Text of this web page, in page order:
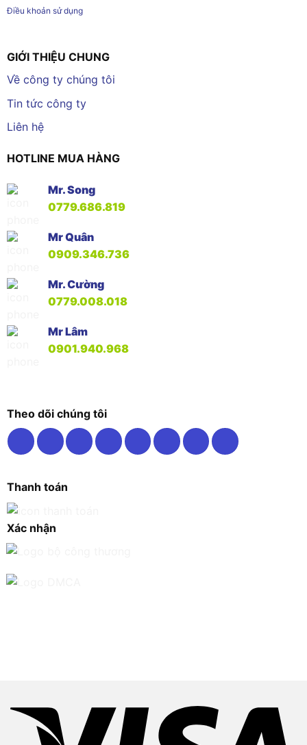
Điều khoản sử dụng
GIỚI THIỆU CHUNG
Về công ty chúng tôi
Tin tức công ty
Liên hệ
HOTLINE MUA HÀNG
Mr. Song
0779.686.819
Mr Quân
0909.346.736
Mr. Cường
0779.008.018
Mr Lâm
0901.940.968
Theo dõi chúng tôi
Thanh toán
Xác nhận